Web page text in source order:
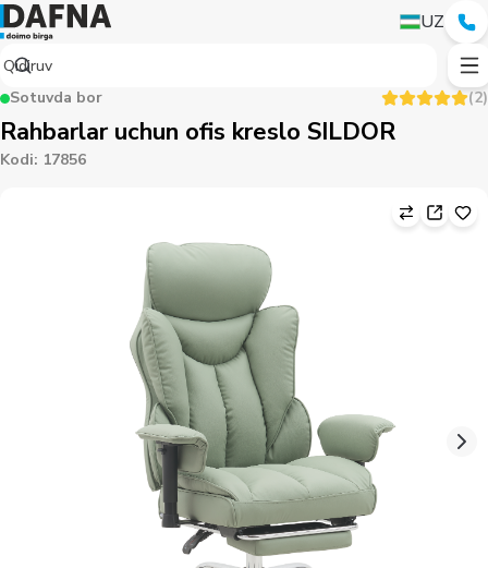
UZ
Sotuvda bor (2)
Rahbarlar uchun ofis kreslo SILDOR
Kodi: 17856